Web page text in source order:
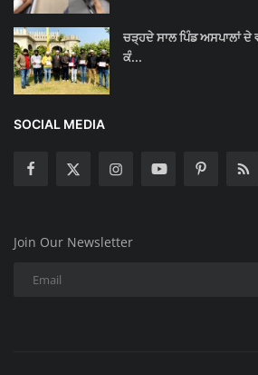
ਚੜ੍ਹਦੇ ਸਾਲ ਪਿੰਡ ਅਸਪਾਲਾਂ ਦੇ
ਕੰ...
SOCIAL MEDIA
Join Our Newsletter